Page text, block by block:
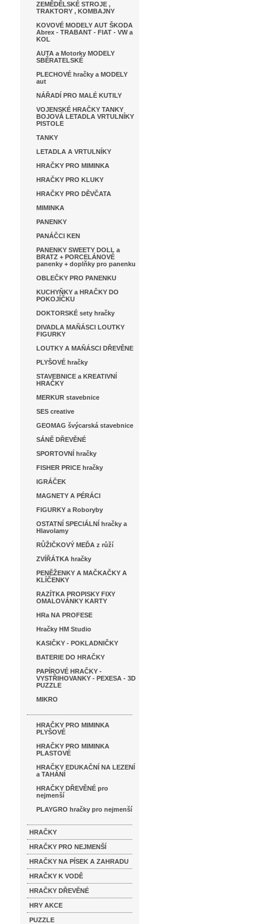
ZEMĚDĚLSKÉ STROJE ,
TRAKTORY , KOMBAJNY
KOVOVÉ MODELY AUT ŠKODA
Abrex - TRABANT - FIAT - VW a
KOL
AUTA a Motorky MODELY
SBĚRATELSKÉ
PLECHOVÉ hračky a MODELY
aut
NÁŘADÍ PRO MALÉ KUTILY
VOJENSKÉ HRAČKY TANKY
BOJOVÁ LETADLA VRTULNÍKY
PISTOLE
TANKY
LETADLA A VRTULNÍKY
HRAČKY PRO MIMINKA
HRAČKY PRO KLUKY
HRAČKY PRO DĚVČATA
MIMINKA
PANENKY
PANÁČCI KEN
PANENKY SWEETY DOLL a
BRATZ + PORCELÁNOVÉ
panenky + doplňky pro panenku
OBLEČKY PRO PANENKU
KUCHYŇKY a HRAČKY DO
POKOJÍČKU
DOKTORSKÉ sety hračky
DIVADLA MAŇÁSCI LOUTKY
FIGURKY
LOUTKY A MAŇÁSCI DŘEVĚNE
PLYŠOVÉ hračky
STAVEBNICE a KREATIVNÍ
HRAČKY
MERKUR stavebnice
SES creative
GEOMAG švýcarská stavebnice
SÁNĚ DŘEVĚNÉ
SPORTOVNÍ hračky
FISHER PRICE hračky
IGRÁČEK
MAGNETY A PÉRÁCI
FIGURKY a Roboryby
OSTATNÍ SPECIÁLNÍ hračky a
Hlavolamy
RŮŽIČKOVÝ MEĎA z růží
ZVÍŘÁTKA hračky
PENĚŽENKY A MAČKAČKY A
KLÍČENKY
RAZÍTKA PROPISKY FIXY
OMALOVÁNKY KARTY
HRa NA PROFESE
Hračky HM Studio
KASIČKY - POKLADNIČKY
BATERIE DO HRAČKY
PAPÍROVÉ HRAČKY -
VYSTŘIHOVANKY - PEXESA - 3D
PUZZLE
MIKRO
HRAČKY PRO MIMINKA
PLYŠOVÉ
HRAČKY PRO MIMINKA
PLASTOVÉ
HRAČKY EDUKAČNÍ NA LEZENÍ
a TAHÁNÍ
HRAČKY DŘEVĚNÉ pro
nejmenší
PLAYGRO hračky pro nejmenší
HRAČKY
HRAČKY PRO NEJMENŠÍ
HRAČKY NA PÍSEK A ZAHRADU
HRAČKY K VODĚ
HRAČKY DŘEVĚNÉ
HRY AKCE
PUZZLE